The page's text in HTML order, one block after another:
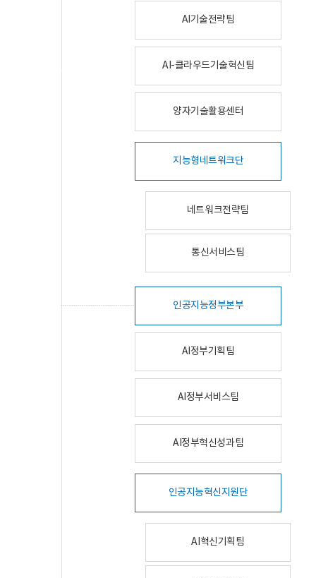
AI기술전략팀
AI-클라우드기술혁신팀
양자기술활용센터
지능형네트워크단
네트워크전략팀
통신서비스팀
인공지능정부본부
AI정부기획팀
AI정부서비스팀
AI정부혁신성과팀
인공지능혁신지원단
AI혁신기획팀